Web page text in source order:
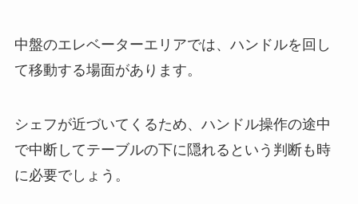
中盤のエレベーターエリアでは、ハンドルを回し
て移動する場面があります。
シェフが近づいてくるため、ハンドル操作の途中
で中断してテーブルの下に隠れるという判断も時
に必要でしょう。